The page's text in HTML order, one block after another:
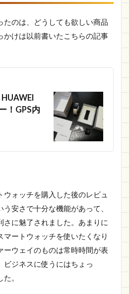
たのは、どうしても欲しい商品
かけは以前書いたこちらの記事
！GPS内
ウォッチを購入した後のレビュ
安さで十分な機能があって、
さに魅了されました。あまりに
ートウォッチを使いたくなり
ーウェイのものは常時時間が表
ビジネスに使うにはちょっ
。